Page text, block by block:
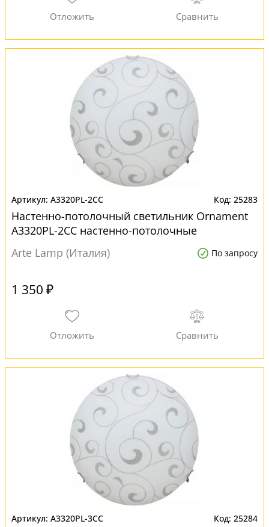
A3320PL-2CC 25283
Настенно-потолочный светильник Ornament
A3320PL-2CC настенно-потолочные
Arte Lamp (Италия)
По запросу
1 350 ₽
A3320PL-3CC 25284